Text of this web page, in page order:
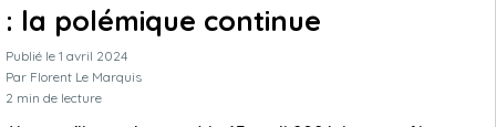
: la polémique continue
Publié le 1 avril 2024
Par Florent Le Marquis
2 min de lecture